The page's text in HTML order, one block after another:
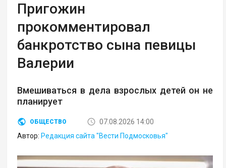
Пригожин
прокомментировал
банкротство сына певицы
Валерии
Вмешиваться в дела взрослых детей он не
планирует
ОБЩЕСТВО
07.08.2026 14:00
Автор: Редакция сайта "Вести Подмосковья"